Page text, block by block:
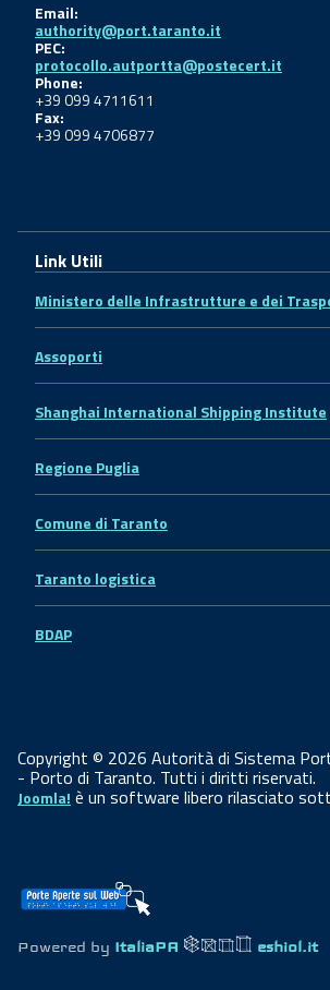
Email:
authority@port.taranto.it
PEC:
protocollo.autportta@postecert.it
Phone:
+39 099 4711611
Fax:
+39 099 4706877
Link Utili
Ministero delle Infrastrutture e dei
Assoporti
Shanghai International Shipping Institute
Regione Puglia
Comune di Taranto
Taranto logistica
BDAP
Copyright © 2026 Autorità di Sistema
- Porto di Taranto. Tutti i diritti riservati.
Joomla! è un software libero rilasciato
Powered by ItaliaPA eshiol.it